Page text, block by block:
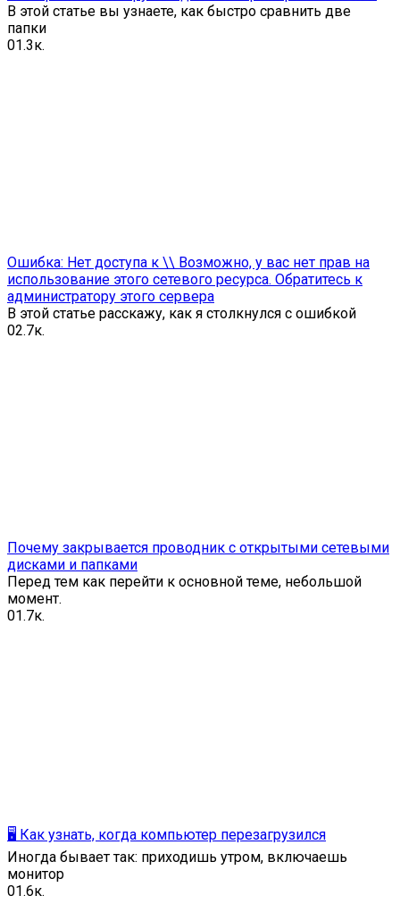
В этой статье вы узнаете, как быстро сравнить две
папки
01.3к.
Ошибка: Нет доступа к \\ Возможно, у вас нет прав на
использование этого сетевого ресурса. Обратитесь к
администратору этого сервера
В этой статье расскажу, как я столкнулся с ошибкой
02.7к.
Почему закрывается проводник с открытыми сетевыми
дисками и папками
Перед тем как перейти к основной теме, небольшой
момент.
01.7к.
🖥️ Как узнать, когда компьютер перезагрузился
Иногда бывает так: приходишь утром, включаешь
монитор
01.6к.